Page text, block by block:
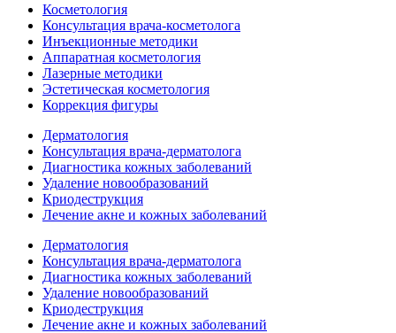
Косметология
Консультация врача-косметолога
Инъекционные методики
Аппаратная косметология
Лазерные методики
Эстетическая косметология
Коррекция фигуры
Дерматология
Консультация врача-дерматолога
Диагностика кожных заболеваний
Удаление новообразований
Криодеструкция
Лечение акне и кожных заболеваний
Дерматология
Консультация врача-дерматолога
Диагностика кожных заболеваний
Удаление новообразований
Криодеструкция
Лечение акне и кожных заболеваний